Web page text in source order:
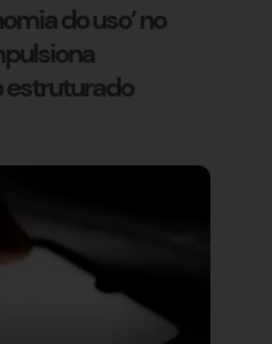
do uso’ no
estruturado